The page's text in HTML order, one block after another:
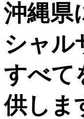
沖縄県
シャル
すべて
供しま